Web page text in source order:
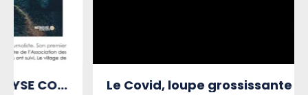
Le Covid, loupe grossissante des maux martiniquais